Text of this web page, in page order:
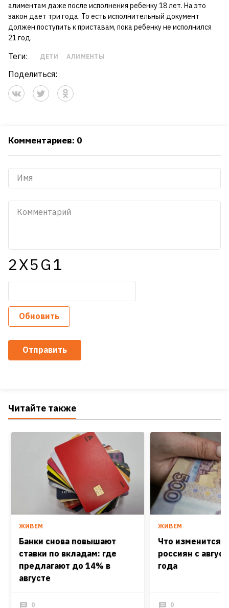
алиментам даже после исполнения ребенку 18 лет. На это
закон дает три года. То есть исполнительный документ
должен поступить к приставам, пока ребенку не исполнился
21 год.
Теги: ДЕТИ АЛИМЕНТЫ
Поделиться:
Комментариев: 0
2X5G1
Обновить
Отправить
Читайте также
ЖИВЕМ
Банки снова повышают
ставки по вкладам: где
предлагают до 14% в
августе
0
ЖИВЕМ
Что изменится
россиян с
года
0